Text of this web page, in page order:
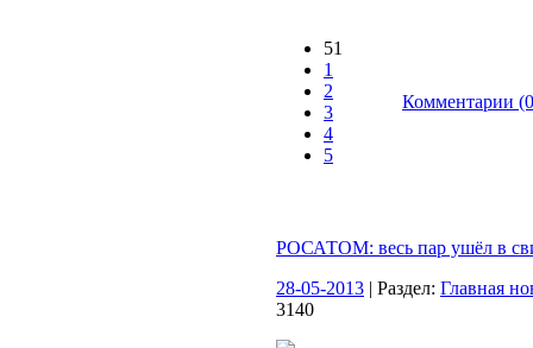
51
1
2
3
4
5
Комментарии
РОСАТОМ: весь пар ушёл в
28-05-2013 | Раздел: Главная
3140